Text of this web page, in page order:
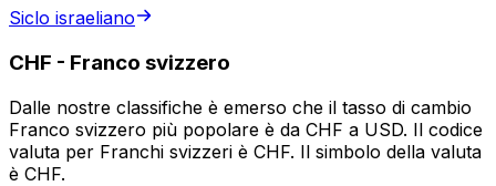
Siclo israeliano
CHF - Franco svizzero
Dalle nostre classifiche è emerso che il tasso di cambio
Franco svizzero più popolare è da CHF a USD. Il codice
valuta per Franchi svizzeri è CHF. Il simbolo della valuta
è CHF.